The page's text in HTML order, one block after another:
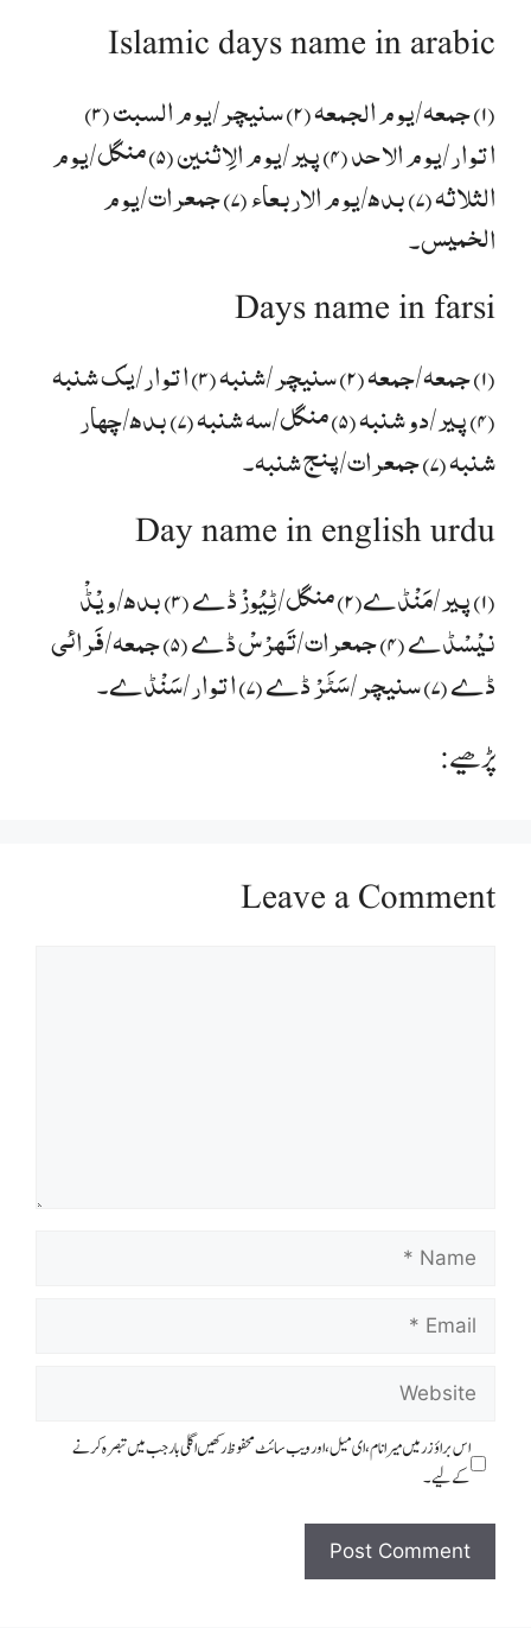
Islamic days name in arabic
(۱) جمعہ/یوم الجمعہ (۲) سنیچر/یوم السبت (۳)
اتوار/یوم الاحد (۴) پیر/یوم الِاثنین (۵) منگل/یوم
الثلاثہ (۷) بدھ/یوم الاربعاء (۷) جمعرات/یوم
الخمیس۔
Days name in farsi
(۱) جمعہ/جمعہ (۲) سنیچر/شنبہ (۳) اتوار/یک شنبہ
(۴) پیر/دو شنبہ (۵) منگل/سہ شنبہ (۷) بدھ/چہار
شنبہ (۷) جمعرات/پنج شنبہ۔
Day name in english urdu
(۱) پیر/مَنْڈے(۲) منگل/ٹِیُوزْ ڈے (۳) بدھ/ویْڈْ
نیْسْڈے (۴) جمعرات/تَھرْسْ ڈے (۵) جمعہ/فَرائی
ڈے (۷) سنیچر/سَٹَرْ ڈے (۷) اتوار/سَنْڈے۔
پڑھیے:
Leave a Comment
Email
Website
اس براؤزر میں میرا نام، ای میل، اور ویب سائٹ محفوظ رکھیں اگلی بار جب میں تبصرہ کرنے
کےلیے۔